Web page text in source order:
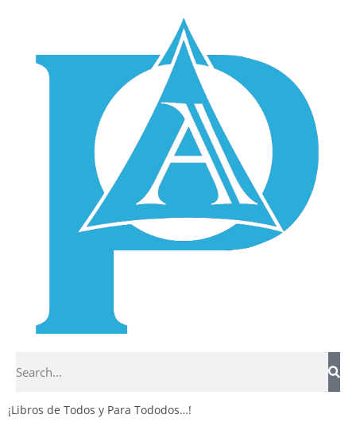
¡Libros de Todos y Para Tododos…!